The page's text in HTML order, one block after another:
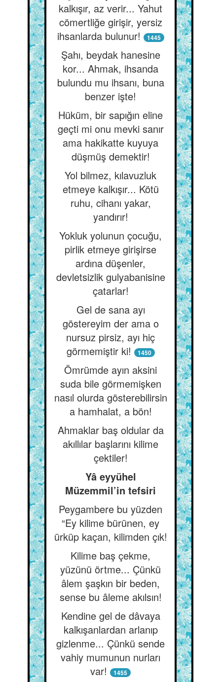
kalkışır, az verir... Yahut
cömertliğe girişir, yersiz
ihsanlarda bulunur!
1445
Şahı, beydak hanesine
kor... Ahmak, ihsanda
bulundu mu ihsanı, buna
benzer işte!
Hüküm, bir sapığın eline
geçti mi onu mevki sanır
ama hakikatte kuyuya
düşmüş demektir!
Yol bilmez, kılavuzluk
etmeye kalkışır... Kötü
ruhu, cihanı yakar,
yandırır!
Yokluk yolunun çocuğu,
pirlik etmeye girişirse
ardına düşenler,
devletsizlik gulyabanisine
çatarlar!
Gel de sana ayı
göstereyim der ama o
nursuz pirsiz, ayı hiç
görmemiştir ki!
1450
Ömrümde ayın aksini
suda bile görmemişken
nasıl olurda gösterebilirsin
a hamhalat, a bön!
Ahmaklar baş oldular da
akıllılar başlarını kilime
çektiler!
Yâ eyyühel
Müzemmil’in tefsiri
Peygambere bu yüzden
“Ey kilime bürünen, ey
ürküp kaçan, kilimden çık!
Kilime baş çekme,
yüzünü örtme... Çünkü
âlem şaşkın bir beden,
sense bu âleme akılsın!
Kendine gel de dâvaya
kalkışanlardan arlanıp
gizlenme... Çünkü sende
vahiy mumunun nurları
var!
1455